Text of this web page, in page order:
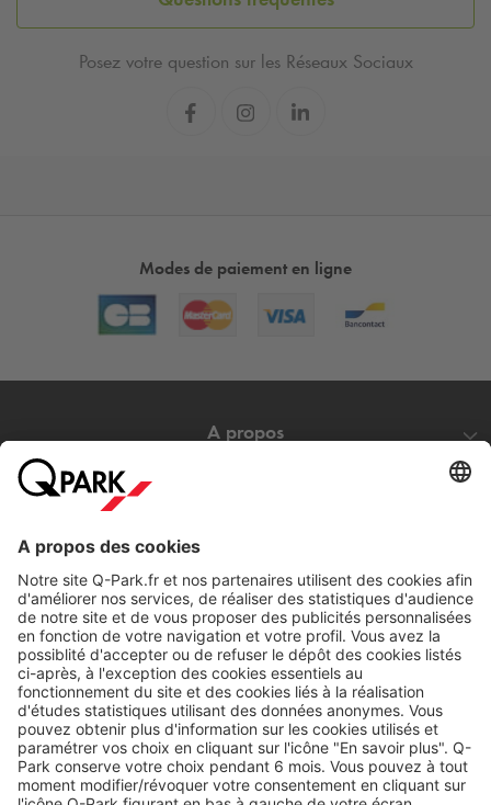
Posez votre question sur les Réseaux Sociaux
Modes de paiement en ligne
A propos
Nos services
Cookies
Copyright